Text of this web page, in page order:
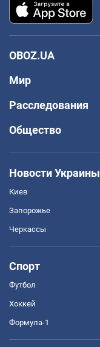
OBOZ.UA
Мир
Расследования
Общество
Новости Украины
Киев
Запорожье
Черкассы
Спорт
Футбол
Хоккей
Формула-1